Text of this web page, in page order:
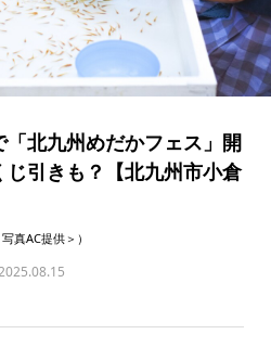
北九州めだかフェス」開
引きも？【北九州市小倉
真AC提供＞）